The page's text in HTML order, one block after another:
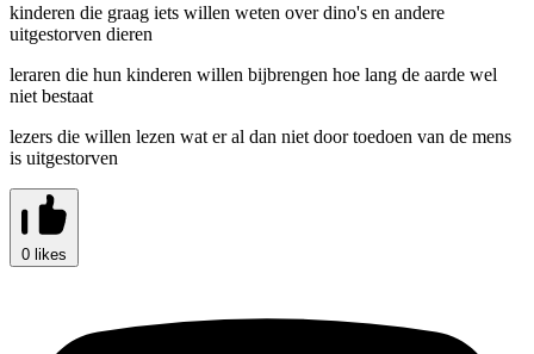
kinderen die graag iets willen weten over dino's en andere
uitgestorven dieren
leraren die hun kinderen willen bijbrengen hoe lang de aarde wel
niet bestaat
lezers die willen lezen wat er al dan niet door toedoen van de mens
is uitgestorven
0 likes